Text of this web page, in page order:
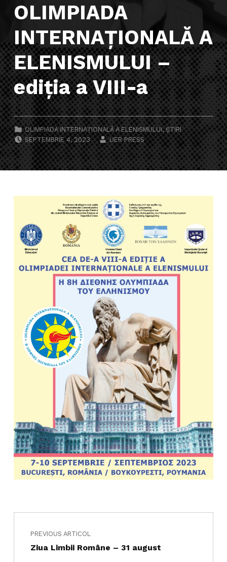
OLIMPIADA
INTERNAȚIONALĂ A
ELENISMULUI –
ediția a VIII-a
CATEGORIZED IN:
OLIMPIADA INTERNAȚIONALĂ A ELENISMULUI,ȘTIRI
POSTED ON:
SEPTEMBRIE 4, 2023
WRITTEN BY:
UER PRESS
Skip back to main navigation
Navigare în articole
PREVIOUS ARTICOL
Ziua Limbii Române – 31 august